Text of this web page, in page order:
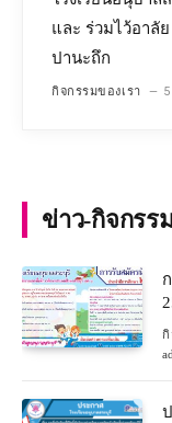
และ ร่วมไว้อาลั
ปานะถึก
กิจกรรมของเรา
ข่าว-กิจกรร